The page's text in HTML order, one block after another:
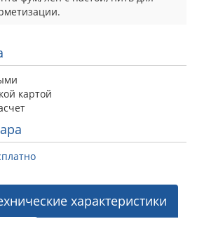
картой
характеристики